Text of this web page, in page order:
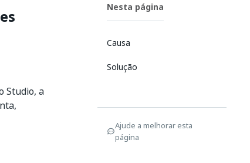
Studio, a
Nesta página
Causa
Solução
Ajude a melhorar esta
página